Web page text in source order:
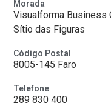
Morada
Visualforma Business
Sítio das Figuras
Código Postal
8005-145 Faro
Telefone
289 830 400